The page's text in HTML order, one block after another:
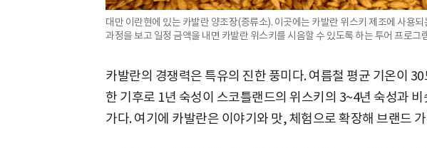
대만 이란현에 있는 카발란 양조장(증류소). 이곳에는 카발란 위스키 제조에 사용
과정을 보고 일정 금액을 내면 카발란 위스키를 시음할 수 있도록 하는 투어 프로그
카발란의 경쟁력은 특유의 진한 풍미다. 여름철 평균 기온이
한 기후로 1년 숙성이 스코틀랜드의 위스키의 3~4년 숙성과
가다. 여기에 카발란은 이야기와 맛, 체험으로 확장해 브랜드